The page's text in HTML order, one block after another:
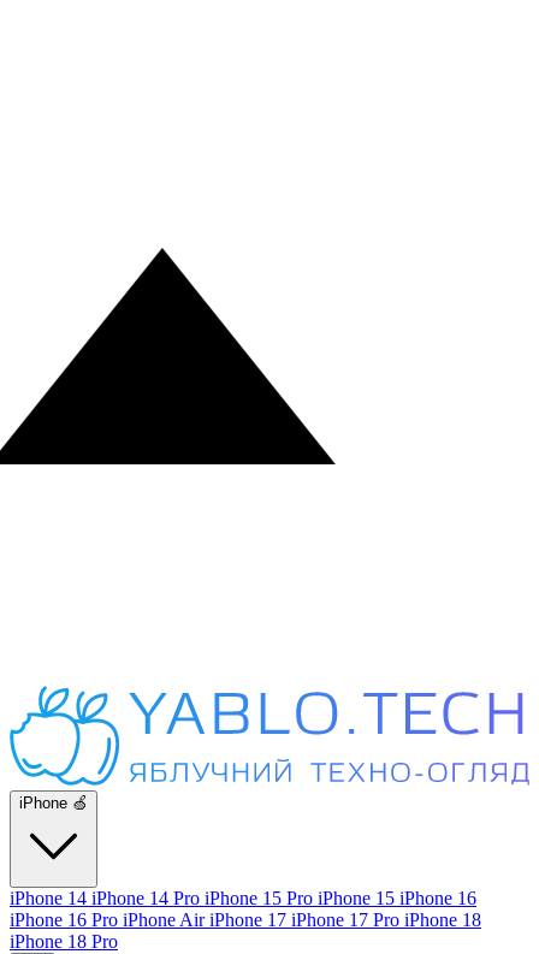
iPhone 🍏
iPhone 14 iPhone 14 Pro iPhone 15 Pro iPhone 15 iPhone 16
iPhone 16 Pro iPhone AiriPhone 17 iPhone 17 Pro iPhone 18
iPhone 18 Pro